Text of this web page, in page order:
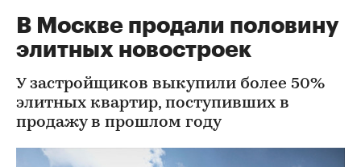
В Москве продали половину
элитных новостроек
У застройщиков выкупили более 50%
элитных квартир, поступивших в
продажу в прошлом году